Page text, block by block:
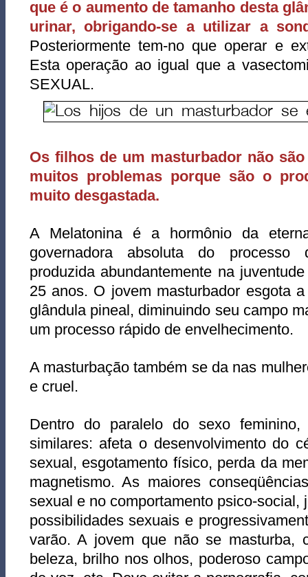
que é o aumento de tamanho desta
urinar, obrigando-se a utilizar a
Posteriormente tem-no que operar e
Esta operação ao igual que a
SEXUAL.
Os filhos de um masturbador não
muitos problemas porque são o
muito desgastada.
A Melatonina é a hormônio da
governadora absoluta do processo
produzida abundantemente na
25 anos. O jovem masturbador esgota
glândula pineal, diminuindo seu campo
um processo rápido de envelhecimento.
A masturbação também se da nas
e cruel.
Dentro do paralelo do sexo feminino,
similares: afeta o desenvolvimento do
sexual, esgotamento físico, perda da
magnetismo. As maiores
sexual e no comportamento psico-social,
possibilidades sexuais e
varão. A jovem que não se masturba,
beleza, brilho nos olhos, poderoso